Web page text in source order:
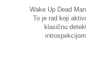
Wake Up Dead
To je rad koji
klasičnu